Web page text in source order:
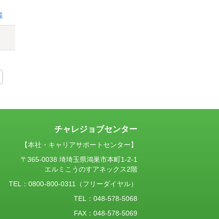
チャレジョブセンター
【本社・キャリアサポートセンター】
〒365-0038 埼埼玉県鴻巣市本町1-2-1
エルミこうのすアネックス2階
TEL： 0800-800-0311
（フリーダイヤル）
TEL：048-578-5068
FAX：048-578-5069